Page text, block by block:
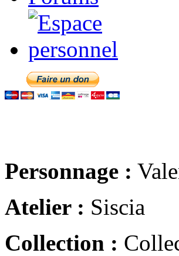
Personnage :
Atelier : Siscia
Collection :